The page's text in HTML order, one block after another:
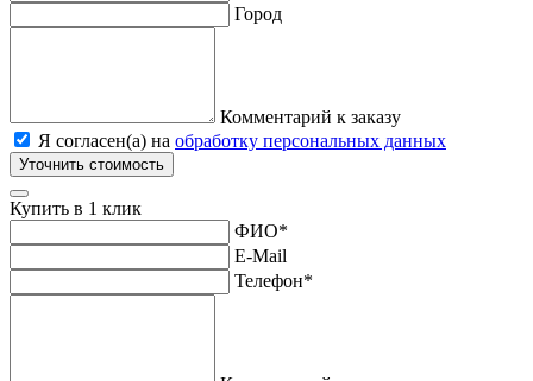
Город
Комментарий к заказу
Я согласен(а) на обработку персональных данных
Уточнить стоимость
Купить в 1 клик
ФИО*
E-Mail
Телефон*